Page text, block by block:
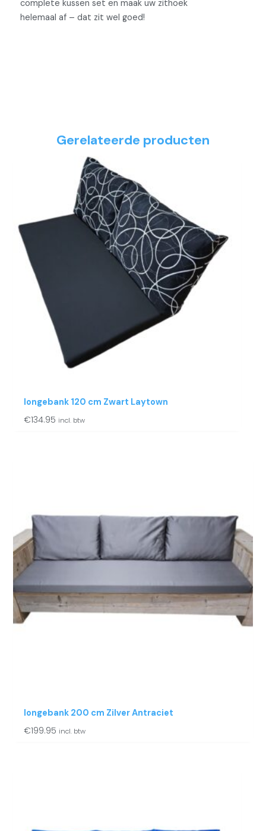
complete kussen set en maak uw zithoek
helemaal af – dat zit wel goed!
Gerelateerde producten
longebank 120 cm Zwart Laytown
€134.95 incl. btw
longebank 200 cm Zilver Antraciet
€199.95 incl. btw